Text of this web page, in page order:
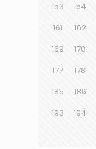
153
154
161
162
169
170
177
178
185
186
193
194